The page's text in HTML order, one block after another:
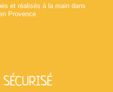
et réalisés à la main dans
Provence